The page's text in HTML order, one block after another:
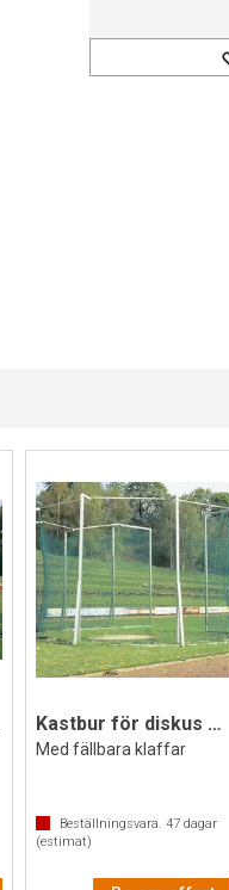
Kastbur för diskus och slägga
Med fällbara klaffar
Beställningsvara.47 dagar
(estimat)